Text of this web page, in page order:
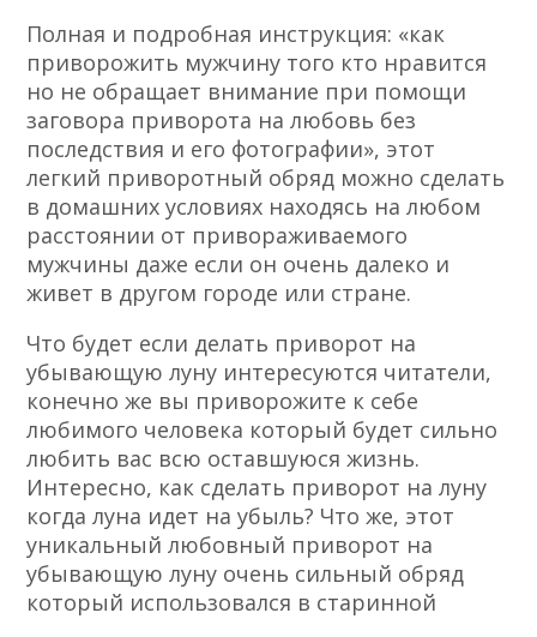
Полная и подробная инструкция: «как
приворожить мужчину того кто нравится
но не обращает внимание при помощи
заговора приворота на любовь без
последствия и его фотографии», этот
легкий приворотный обряд можно сделать
в домашних условиях находясь на любом
расстоянии от привораживаемого
мужчины даже если он очень далеко и
живет в другом городе или стране.
Что будет если делать приворот на
убывающую луну интересуются читатели,
конечно же вы приворожите к себе
любимого человека который будет сильно
любить вас всю оставшуюся жизнь.
Интересно, как сделать приворот на луну
когда луна идет на убыль? Что же, этот
уникальный любовный приворот на
убывающую луну очень сильный обряд
который использовался в старинной